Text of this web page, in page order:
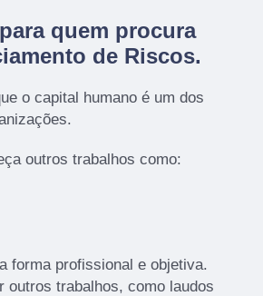
quem procura
de Riscos.
o capital humano é um dos
outros trabalhos como:
forma profissional e objetiva.
outros trabalhos, como laudos